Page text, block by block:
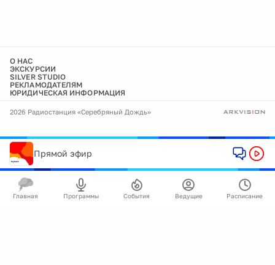
О НАС
ЭКСКУРСИИ
SILVER STUDIO
РЕКЛАМОДАТЕЛЯМ
ЮРИДИЧЕСКАЯ ИНФОРМАЦИЯ
2026 Радиостанция «Серебряный Дождь»
Прямой эфир
Главная Программы События Ведущие Расписание